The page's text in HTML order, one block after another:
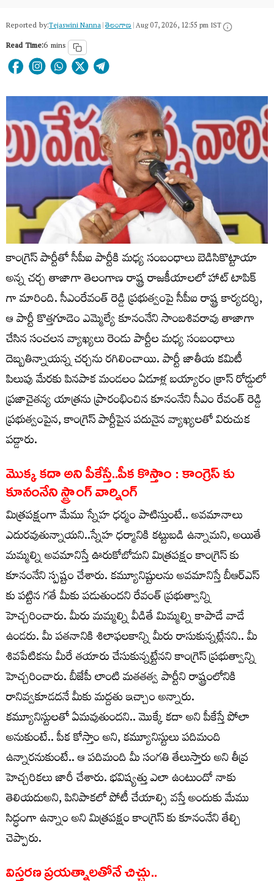
Reported by:Tejaswini Nanna|తెలంగాణ‌|Aug 07, 2026, 12:55 pm IST
Read Time:6 mins
కాంగ్రెస్ పార్టీతో సీపీఐ పార్టీకి మధ్య సంబంధాలు బెడిసికొట్టాయా
అన్న చర్చ తాజాగా తెలంగాణ రాష్ట్ర రాజకీయాలలో హాట్ టాపిక్
గా మారింది. సీఎంరేవంత్ రెడ్డి ప్ర‌భుత్వంపై సీపీఐ రాష్ట్ర కార్యదర్శి,
ఆ పార్టీ కొత్తగూడెం ఎమ్మెల్యే కూనంనేని సాంబశివరావు తాజాగా
చేసిన సంచ‌లన వ్యాఖ్యలు రెండు పార్టీల మధ్య సంబంధాలు
దెబ్బతిన్నాయన్న చర్చను రగిలించాయి. పార్టీ జాతీయ కమిటీ
పిలుపు మేరకు పినపాక మండలం ఏడూళ్ల బయ్యారం క్రాస్ రోడ్డులో
ప్రజాచైతన్య యాత్రను ప్రారంభించిన కూనంనేని సీఎం రేవంత్ రెడ్డి
ప్రభుత్వంపైన, కాంగ్రెస్ పార్టీపైన పదునైన వ్యాఖ్యలతో విరుచుక
పడ్డారు.
మొక్క కదా అని పీకేస్తే..పీక కొస్తాం : కాంగ్రెస్ కు
కూనంనేని స్ట్రాంగ్ వార్నింగ్
మిత్రపక్షంగా మేము స్నేహ ధర్మం పాటిస్తుంటే.. అవమానాలు
ఎదురవుతున్నాయని..స్నేహ ధర్మానికి కట్టుబడి ఉన్నామని, అయితే
మమ్మల్ని అవమానిస్తే ఊరుకోబోమని మిత్రపక్షం కాంగ్రెస్ కు
కూనంనేని స్పష్టం చేశారు. కమ్యూనిష్టులను అవమానిస్తే బీఆర్ఎస్
కు పట్టిన గతే మీకు పడుతుందని రేవంత్ ప్రభుత్వాన్ని
హెచ్చరించారు. మీరు మమ్మల్ని వీడితే మిమ్మల్ని కాపాడే వాడే
ఉండరు. మీ పతనానికి శిలాఫలకాన్ని మీరు రాసుకున్నట్లేనని.. మీ
శివపేటికను మీరే తయారు చేసుకున్నట్టేనని కాంగ్రెస్ ప్రభుత్వాన్ని
హెచ్చరించారు. బీజేపీ లాంటి మతతత్వ పార్టీని రాష్ట్రంలోనికి
రానివ్వకూడదనే మీకు మద్దతు ఇచ్చాం అన్నారు.
కమ్యూనిస్టులతో ఏమవుతుందని.. మొక్కే కదా అని పీకేస్తే పోలా
అనుకుంటే.. పీక కోస్తాం అని, కమ్యూనిస్టులు పదిమంది
ఉన్నారనుకుంటే.. ఆ పదిమంది మీ సంగతి తేలుస్తారు అని తీవ్ర
హెచ్చరికలు జారీ చేశారు. భవిష్యత్తు ఎలా ఉంటుందో నాకు
తెలియదుఅని, పినిపాకలో పోటీ చేయాల్సి వస్తే అందుకు మేము
సిద్ధంగా ఉన్నాం అని మిత్రపక్షం కాంగ్రెస్ కు కూనంనేని తేల్చి
చెప్పారు.
విస్తరణ ప్రయత్నాలతోనే చిచ్చు..